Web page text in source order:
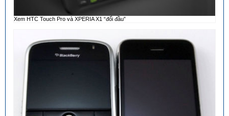
Xem HTC Touch Pro và XPERIA X1 “đối đầu”